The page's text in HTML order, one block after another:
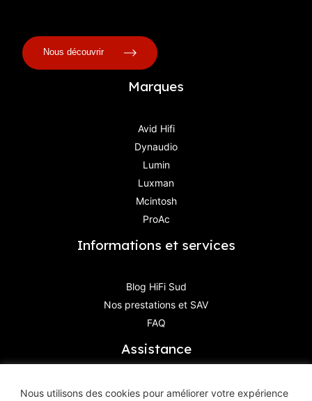
Nous utilisons des cookies pour améliorer votre expérience
Nous découvrir
Marques
Avid Hifi
Dynaudio
Lumin
Luxman
Mcintosh
ProAc
Informations et services
Blog HiFi Sud
Nos prestations et SAV
FAQ
Assistance
Contactez-Nous